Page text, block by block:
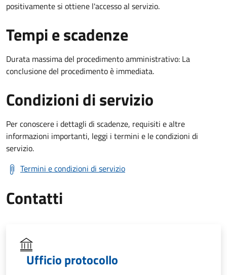
positivamente si ottiene l'accesso al servizio.
Tempi e scadenze
Durata massima del procedimento amministrativo: La
conclusione del procedimento è immediata.
Condizioni di servizio
Per conoscere i dettagli di scadenze, requisiti e altre
informazioni importanti, leggi i termini e le condizioni di
servizio.
Termini e condizioni di servizio
Contatti
Ufficio protocollo